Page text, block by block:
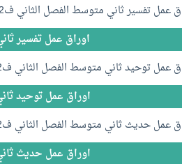
عمل تفسير ثاني متوسط الفصل الثاني ف2 1440
اوراق عمل تفسير
عمل توحيد ثاني متوسط الفصل الثاني ف2 1440
اوراق عمل توحيد
عمل حديث ثاني متوسط الفصل الثاني ف2 1440
اوراق عمل حديث ثاني